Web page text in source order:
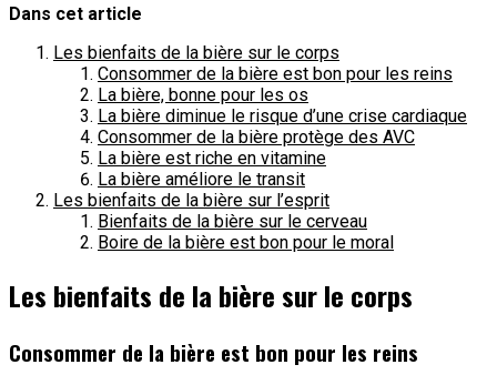
Dans cet article
Les bienfaits de la bière sur le corps
Consommer de la bière est bon pour les reins
La bière, bonne pour les os
La bière diminue le risque d’une crise cardiaque
Consommer de la bière protège des AVC
La bière est riche en vitamine
La bière améliore le transit
Les bienfaits de la bière sur l’esprit
Bienfaits de la bière sur le cerveau
Boire de la bière est bon pour le moral
Les bienfaits de la bière sur le corps
Consommer de la bière est bon pour les reins